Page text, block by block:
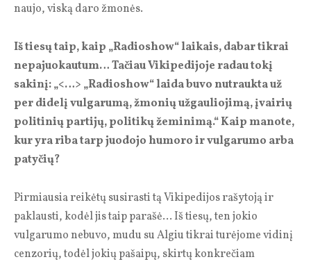
naujo, viską daro žmonės.
Iš tiesų taip, kaip „Radioshow“ laikais, dabar tikrai
nepajuokautum… Tačiau Vikipedijoje radau tokį
sakinį: „<…> „Radioshow“ laida buvo nutraukta už
per didelį vulgarumą, žmonių užgauliojimą, įvairių
politinių partijų, politikų žeminimą.“ Kaip manote,
kur yra riba tarp juodojo humoro ir vulgarumo arba
patyčių?
Pirmiausia reikėtų susirasti tą Vikipedijos rašytoją ir
paklausti, kodėl jis taip parašė… Iš tiesų, ten jokio
vulgarumo nebuvo, mudu su Algiu tikrai turėjome vidinį
cenzorių, todėl jokių pašaipų, skirtų konkrečiam